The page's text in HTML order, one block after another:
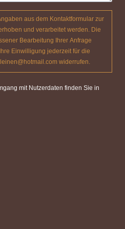
aus dem Kontaktformular zur
und verarbeitet werden. Die
Bearbeitung Ihrer Anfrage
Einwilligung jederzeit für die
widerrufen.
mit Nutzerdaten finden Sie in